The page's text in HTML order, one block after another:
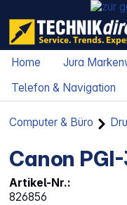
Home Jura
Telefon & Navigation
Computer & Büro
Canon
Artikel-Nr.:
826856